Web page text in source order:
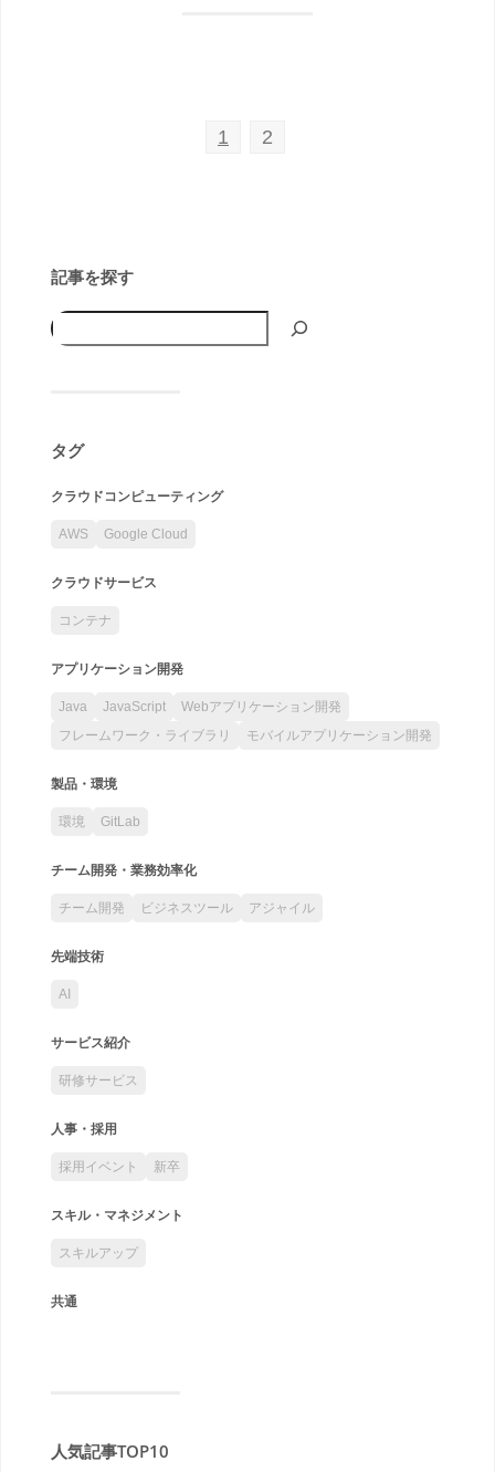
1 2
記事を探す
タグ
クラウドコンピューティング
AWS Google Cloud
クラウドサービス
コンテナ
アプリケーション開発
Java JavaScript
Webアプリケーション開発
フレームワーク・ライブラリ
モバイルアプリケーション開発
製品・環境
環境 GitLab
チーム開発・業務効率化
チーム開発 ビジネスツール アジャイル
先端技術
AI
サービス紹介
研修サービス
人事・採用
採用イベント 新卒
スキル・マネジメント
スキルアップ
共通
人気記事TOP10